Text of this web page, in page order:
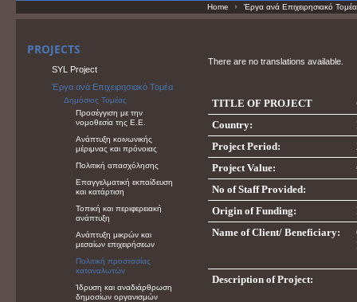
Home Έργα ανά Επιχειρησιακό Τομέα
There are no translations available.
TITLE OF PROJECT
Country:
Project Period:
Project Value:
No of Staff Provided:
Origin of Funding:
Name of Client/ Beneficiary:
Description of Project:
PROJECTS
SYL Project
Έργα ανά Επιχειρησιακό Τομέα
Δημόσιος Τομέας
Προσέγγιση με την
νομοθεσία της Ε.Ε.
Ανάπτυξη κοινωνικής
μέριμνας και πρόνοιας
Πολιτική απασχόλησης
Επαγγελματική εκπαίδευση
και κατάρτιση
Τοπική και περιφερειακή
ανάπτυξη
Ανάπτυξη μικρών και
μεσαίων επιχειρήσεων
Πολιτική προστασίας
καταναλωτών
Ίδρυση και αναδιάρθρωση
δημοσίων οργανισμών